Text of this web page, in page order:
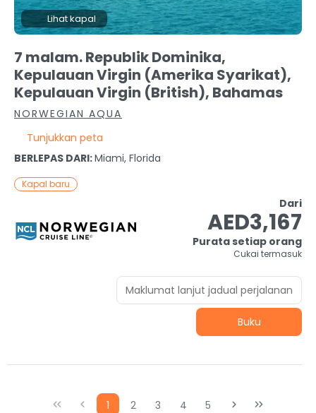
Lihat kapal
7 malam. Republik Dominika,
Kepulauan Virgin (Amerika Syarikat),
Kepulauan Virgin (British), Bahamas
NORWEGIAN AQUA
Tunjukkan peta
BERLEPAS DARI:Miami, Florida
Kapal baru
Dari
AED3,167
Purata setiap orang
Cukai termasuk
Maklumat lanjut jadual perjalanan
Buku
1 2 3 4 5